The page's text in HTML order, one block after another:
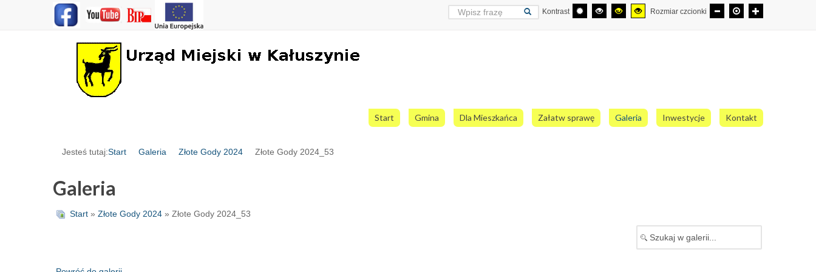
Kontrast Rozmiar czcionki
Start Gmina Dla Mieszkańca Załatw sprawę Galeria Inwestycje Kontakt
Jesteś tutaj:Start Galeria Złote Gody 2024 Złote Gody 2024_53
Galeria
Start » Złote Gody 2024 » Złote Gody 2024_53